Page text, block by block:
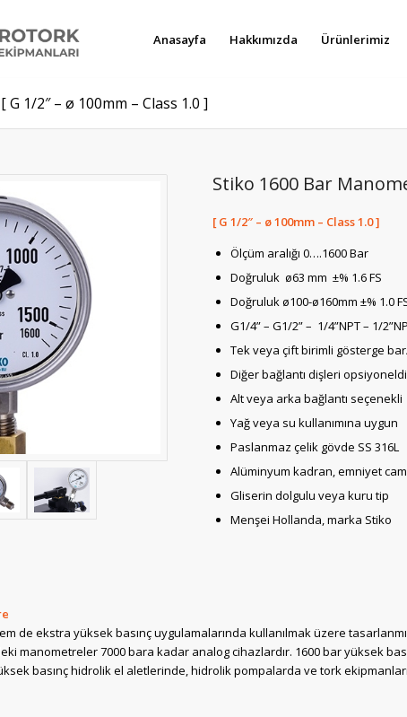
Anasayfa Hakkımızda Ürünlerimiz
1/2″ – ø 100mm – Class 1.0 ]
Stiko 1600 Bar
[ G 1/2″ – ø 100mm – Class 1.0 ]
Ölçüm aralığı 0….1600 Bar
Doğruluk ø63 mm ±% 1.6 FS
Doğruluk ø100-ø160mm ±% 1.0
G1/4” – G1/2” – 1/4”NPT – 1/
Tek veya çift birimli gösterge
Diğer bağlantı dişleri
Alt veya arka bağlantı seçenekli
Yağ veya su kullanımına uygun
Paslanmaz çelik gövde SS 316L
Alüminyum kadran, emniyet
Gliserin dolgulu veya kuru tip
Menşei Hollanda, marka Stiko
de ekstra yüksek basınç uygulamalarında kullanılmak üzere
manometreler 7000 bara kadar analog cihazlardır. 1600 bar yüksek
basınç hidrolik el aletlerinde, hidrolik pompalarda ve tork